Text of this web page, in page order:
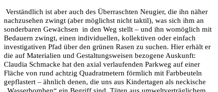
Verständlich ist aber auch des Überraschten Neugier, die ihn näher
nachzusehen zwingt (aber möglichst nicht taktil), was sich ihm an
sonderbaren Gewächsen in den Weg stellt – und ihn womöglich mit
Bedauern zwingt, einen individuellen, kollektiven oder einfach
investigativen Pfad über den grünen Rasen zu suchen. Hier erhält er
die auf Materialien und Gestaltungsweisen bezogene Auskunft:
Claudia Schmacke hat den axial verlaufenden Parkweg auf einer
Fläche von rund achtzig Quadratmetern förmlich mit Farbbeuteln
gepflastert – ähnlich denen, die uns aus Kindertagen als neckische